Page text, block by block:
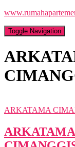
Toggle Navigation
ARKATAMA